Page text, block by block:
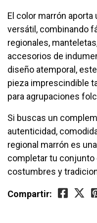
El color marrón
versátil, combinando
regionales,
accesorios de
diseño atemporal,
pieza imprescindible
para agrupaciones
Si buscas un
autenticidad,
regional marrón es
completar tu conjunto
costumbres y
Compartir: